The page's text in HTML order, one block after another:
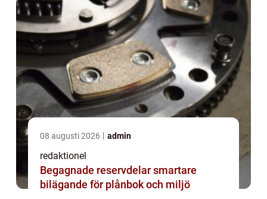
08 augusti 2026 admin
redaktionel
Begagnade reservdelar smartare
bilägande för plånbok och miljö